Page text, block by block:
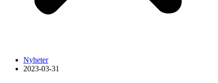
Nyheter
2023-03-31